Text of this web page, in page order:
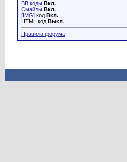
BB коды Вкл.
Смайлы Вкл.
[IMG] код Вкл.
HTML код Выкл.
Правила форума